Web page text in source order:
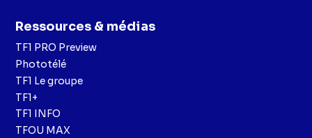
Ressources & médias
TF1 PRO Preview
Phototélé
TF1 Le groupe
TF1+
TF1 INFO
TFOU MAX